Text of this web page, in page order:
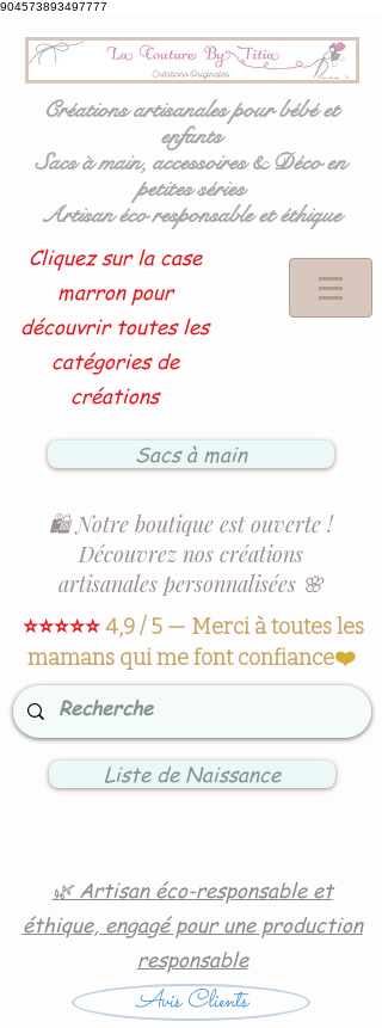
904573893497777
Créations artisanales pour bébé et
enfants
Sacs à main, accessoires & Déco en
petites séries
Artisan éco responsable et éthique
Cliquez sur la case
marron pour
découvrir toutes les
catégories de
créations
Sacs à main
🛍️ Notre boutique est ouverte !
Découvrez nos créations
artisanales personnalisées 🌸
⭐⭐⭐⭐⭐4,9 / 5 — Merci à toutes les
mamans qui me font confiance❤️
Liste de Naissance
🌿 Artisan éco-responsable et
éthique, engagé pour une production
responsable
Avis Clients